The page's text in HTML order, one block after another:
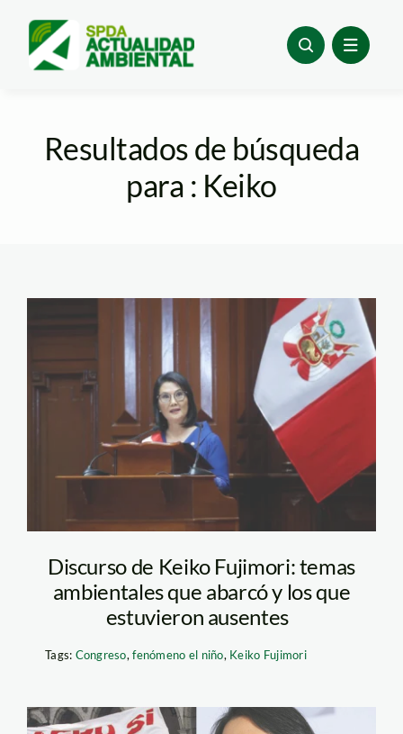
content
Resultados de búsqueda
para : Keiko
keiko fujimori –
agencia andina
Discurso de Keiko Fujimori: temas
ambientales que abarcó y los que
estuvieron ausentes
Tags: Congreso,fenómeno el niño, Keiko Fujimori